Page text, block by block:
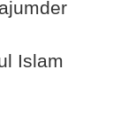
Islam